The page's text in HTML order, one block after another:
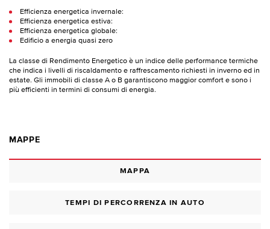
Efficienza energetica invernale:
Efficienza energetica estiva:
Efficienza energetica globale:
Edificio a energia quasi zero
La classe di Rendimento Energetico è un indice delle performance termiche
che indica i livelli di riscaldamento e raffrescamento richiesti in inverno ed in
estate. Gli immobili di classe A o B garantiscono maggior comfort e sono i
più efficienti in termini di consumi di energia.
MAPPE
MAPPA
TEMPI DI PERCORRENZA IN AUTO